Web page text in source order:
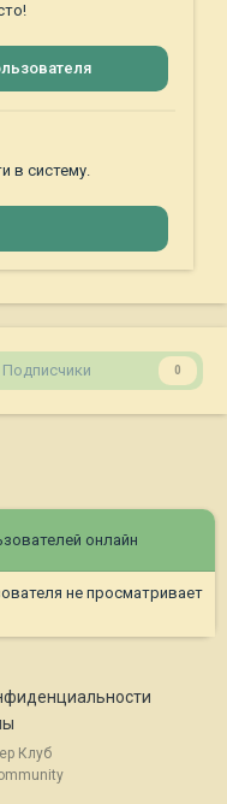
в систему.
Подписчики 0
онлайн
не просматривает
Клуб